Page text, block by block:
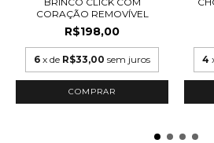
CORAÇÃO REMOVÍVEL
R$198,00
6 x de R$33,00 sem juros
COMPRAR
4